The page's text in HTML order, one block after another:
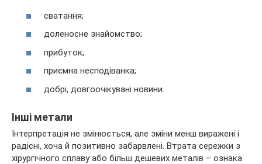
сватання;
доленосне знайомство;
прибуток;
приємна несподіванка;
добрі, довгоочікувані новини.
Інші метали
Інтерпретація не змінюється, але зміни менш виражені і
радісні, хоча й позитивно забарвлені. Втрата сережки з
хірургічного сплаву або більш дешевих металів – ознака